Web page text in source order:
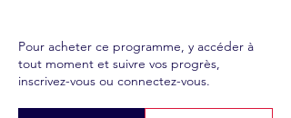
Pour acheter ce programme, y accéder à
tout moment et suivre vos progrès,
inscrivez-vous ou connectez-vous.